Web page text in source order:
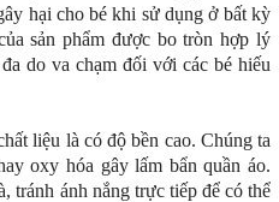
hại cho bé khi sử dụng ở bất kỳ
sản phẩm được bo tròn hợp lý
do va chạm đối với các bé hiếu
liệu là có độ bền cao. Chúng ta
oxy hóa gây lấm bẩn quần áo.
tránh ánh nắng trực tiếp để có thể